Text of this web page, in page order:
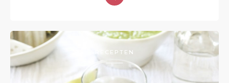
RECEPTEN